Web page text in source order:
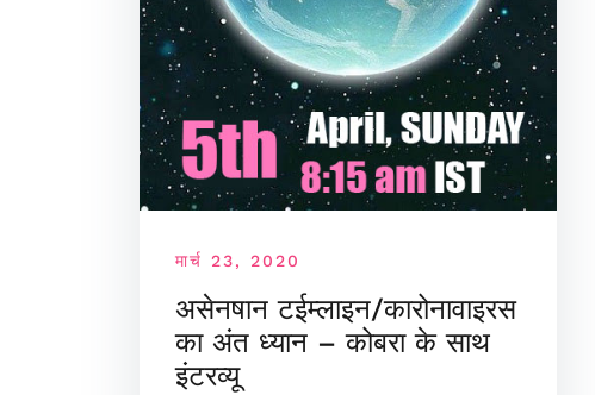
मार्च 23, 2020
असेनषान टईम्लाइन/कारोनावाइरस
का अंत ध्यान – कोबरा के साथ
इंटरव्यू